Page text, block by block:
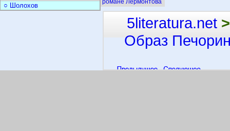
романе Лермонтова
○ Шолохов
5literatura.net >
Образ